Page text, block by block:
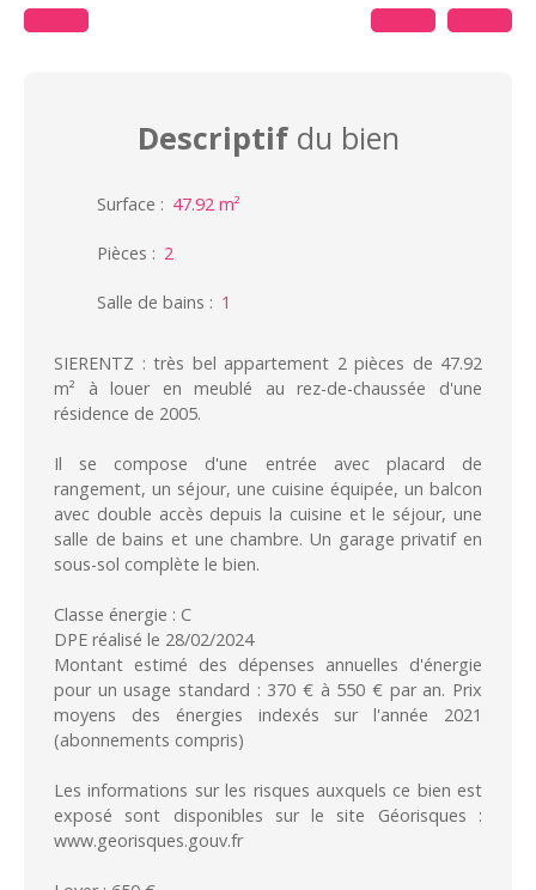
Descriptifdu bien
Surface : 47.92 m²
Pièces : 2
Salle de bains : 1
SIERENTZ : très bel appartement 2 pièces de 47.92
m² à louer en meublé au rez-de-chaussée d'une
résidence de 2005.
Il se compose d'une entrée avec placard de
rangement, un séjour, une cuisine équipée, un balcon
avec double accès depuis la cuisine et le séjour, une
salle de bains et une chambre. Un garage privatif en
sous-sol complète le bien.
Classe énergie : C
DPE réalisé le 28/02/2024
Montant estimé des dépenses annuelles d'énergie
pour un usage standard : 370 € à 550 € par an. Prix
moyens des énergies indexés sur l'année 2021
(abonnements compris)
Les informations sur les risques auxquels ce bien est
exposé sont disponibles sur le site Géorisques :
www.georisques.gouv.fr